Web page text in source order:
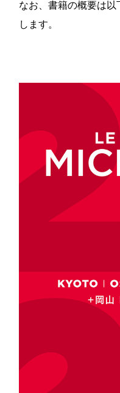
なお、書籍の概要は
します。